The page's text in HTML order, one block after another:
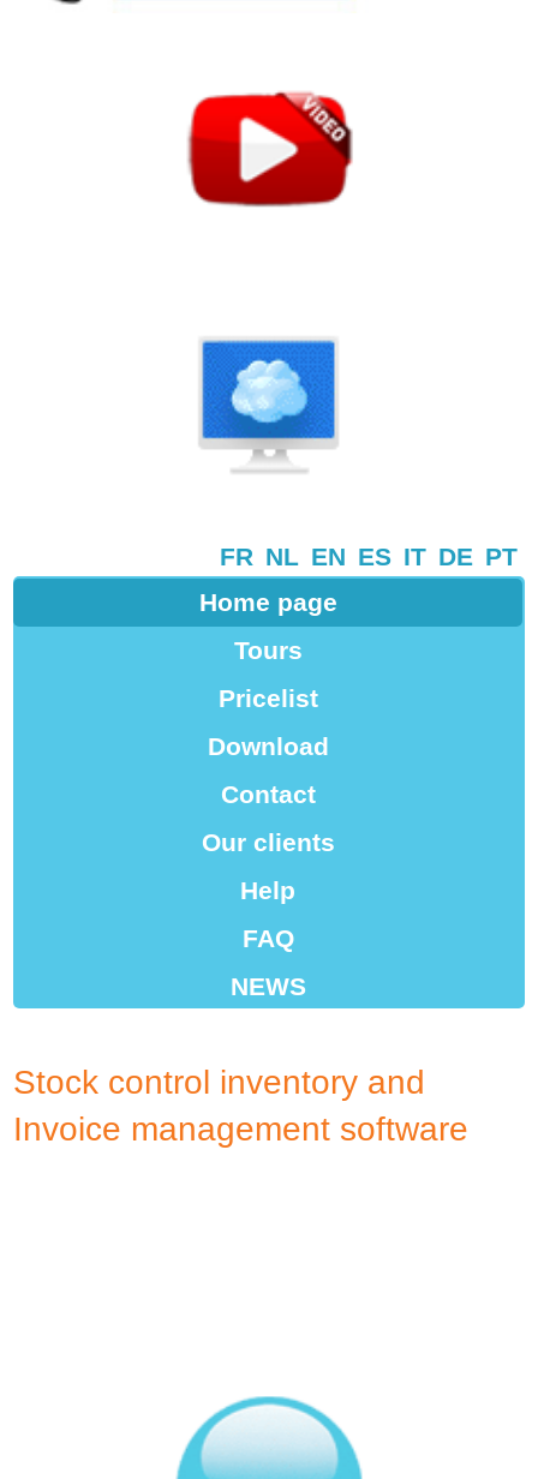
FR NL EN ES IT DE PT
Home page
Tours
Pricelist
Download
Contact
Our clients
Help
FAQ
NEWS
Stock control inventory and
Invoice management software